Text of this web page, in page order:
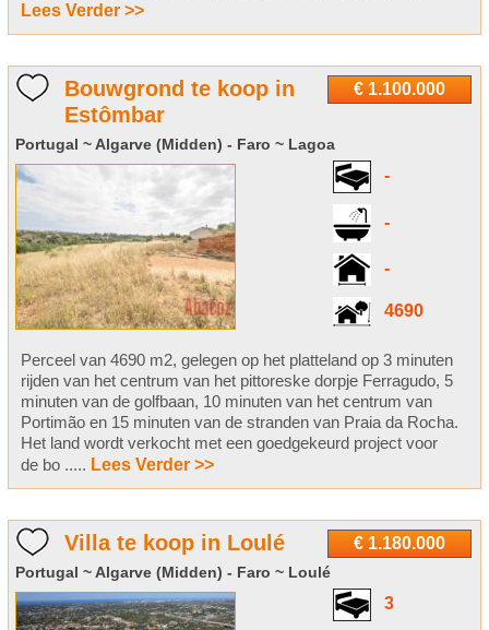
Lees Verder >>
€ 1.100.000
Bouwgrond te koop in
Estômbar
Portugal ~ Algarve (Midden) - Faro ~ Lagoa
-
-
-
4690
Perceel van 4690 m2, gelegen op het platteland op 3 minuten
rijden van het centrum van het pittoreske dorpje Ferragudo, 5
minuten van de golfbaan, 10 minuten van het centrum van
Portimão en 15 minuten van de stranden van Praia da Rocha.
Het land wordt verkocht met een goedgekeurd project voor
de bo ..... Lees Verder >>
€ 1.180.000
Villa te koop in Loulé
Portugal ~ Algarve (Midden) - Faro ~ Loulé
3